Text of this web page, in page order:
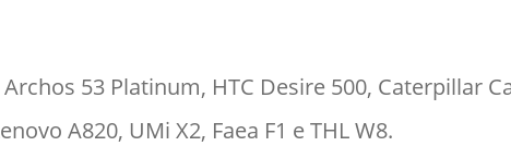
53 Platinum, HTC Desire 500, Caterpillar
A820, UMi X2, Faea F1 e THL W8.